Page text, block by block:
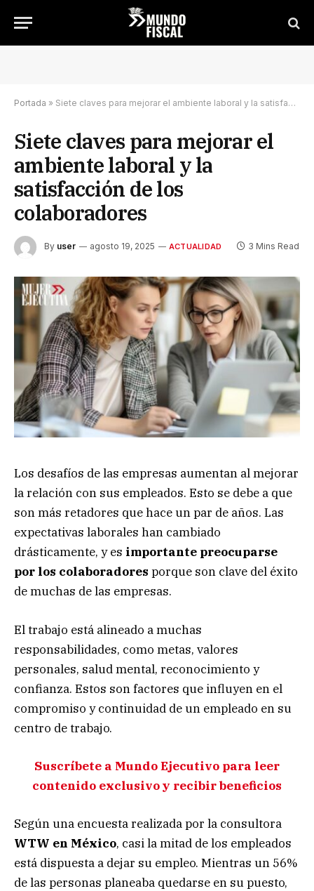
Portada » Siete claves para mejorar el ambiente laboral y la satisfacción de los colaboradores
Siete claves para mejorar el
ambiente laboral y la
satisfacción de los
colaboradores
By user agosto 19, 2025 ACTUALIDAD 3 Mins Read
Los desafíos de las empresas aumentan al mejorar
la relación con sus empleados. Esto se debe a que
son más retadores que hace un par de años. Las
expectativas laborales han cambiado
drásticamente, y es importante preocuparse
por los colaboradores porque son clave del éxito
de muchas de las empresas.
El trabajo está alineado a muchas
responsabilidades, como metas, valores
personales, salud mental, reconocimiento y
confianza. Estos son factores que influyen en el
compromiso y continuidad de un empleado en su
centro de trabajo.
Suscríbete a Mundo Ejecutivo para leer
contenido exclusivo y recibir beneficios
Según una encuesta realizada por la consultora
WTW en México, casi la mitad de los empleados
está dispuesta a dejar su empleo. Mientras un 56%
de las personas planeaba quedarse en su puesto,